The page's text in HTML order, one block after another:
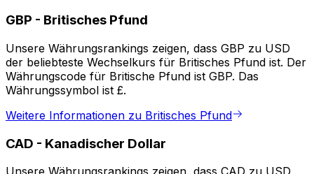
GBP - Britisches Pfund
Unsere Währungsrankings zeigen, dass GBP zu USD
der beliebteste Wechselkurs für Britisches Pfund ist. Der
Währungscode für Britische Pfund ist GBP. Das
Währungssymbol ist £.
Weitere Informationen zu Britisches Pfund
CAD - Kanadischer Dollar